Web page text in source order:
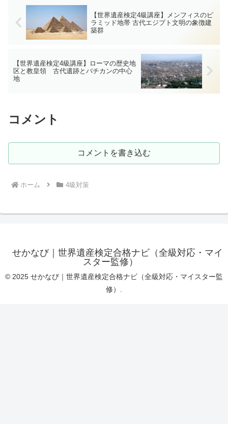
【世界遺産検定4級講座】メンフィスのピ
ラミッド地帯 古代エジプト文明の象徴建
築群
【世界遺産検定4級講座】ローマの歴史地
区と教皇領 古代遺跡とバチカンの中心
地
コメント
コメントを書き込む
ホーム 4級対策
せかなび｜世界遺産検定合格ナビ（全級対応・マイ
スター監修）
© 2025 せかなび｜世界遺産検定合格ナビ（全級対応・マイスター監
修）.